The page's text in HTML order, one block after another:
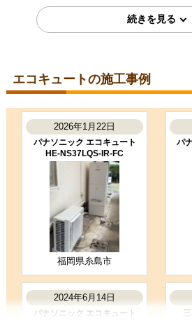
購入の決め手
価格が安かった 工事に安心感を感じた
千葉県八千代市
EQN37ZFV
コメント
工事に関しては特に問題はありませ
んでした。
（ご本人様より）
工事満足度 ★★★★☆
購入の決め手
価格が安かった
お客様の声をもっ
エコキュートの施工事例
2026年1月22日
パナソニック エコキュート
HE-NS37LQS-IR-FC
福岡県糸島市
パ
2024年6月14日
パナソニック エコキュート